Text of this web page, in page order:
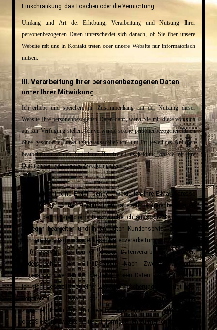
Einschränkung, das Löschen oder die Vernichtung.
Umfang und Art der Erhebung, Verarbeitung und Nutzung Ihrer
personenbezogenen Daten unterscheidet sich danach, ob Sie über unsere
Website mit uns in Kontakt treten oder unsere Website nur informatorisch
nutzen.
III. Verarbeitung Ihrer personenbezogenen Daten
unter Ihrer Mitwirkung
Ich erhebe und speichere im Zusammenhang mit der Nutzung dieser
Website Ihre personenbezogenen Daten dann, wenn Sie mir diese von sich
aus zur Verfügung stellen. Ich verwende solche personenbezogenen Daten
ohne gesonderte Einwilligung ausschließlich, um Ihr jeweiliges Anliegen
bearbeiten zu können. Stets ist es Ihre freie Entscheidung, ob Sie mir Ihre
Daten zu den betreffenden Zwecken mitteilen.
Wenn Sie mir eine E-Mail senden, werde ich Ihre E-Mail-Adresse
und die ggf. in der Nachricht enthaltenen personenbezogenen
Inhalte bei mir speichern. Dies mache ich ausschließlich, um Ihr
Anliegen bearbeiten und Ihnen guten Kundenservice bieten zu
können. Rechtsgrundlage dieser Datenverarbeitung ist Art. 6 Abs.
1 f) DSGVO. Sie können dieser Datenverarbeitung jederzeit
widersprechen (Art. 21 DSGVO). Nach Zweckfortfall oder
Widerspruch werden ich die betreffenden Daten löschen, soweit
ich nicht gesetzlich zu einer weiteren Speicherung berechtigt oder
verpflichtet bin. Soweit der E-Mail-Kontakt im Rahmen eines
zwischen Ihnen und mir bereits bestehenden Vertrages erfolgt
oder Sie zum Zwecke weiterer Informationen zu meinen Produkten